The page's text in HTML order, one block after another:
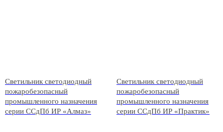
Светильник светодиодный
пожаробезопасный
промышленного назначения
серии ССдПб ИР «Алмаз»
Светильник светодиодный
пожаробезопасный
промышленного назначения
серии ССдПб ИР «Практик»